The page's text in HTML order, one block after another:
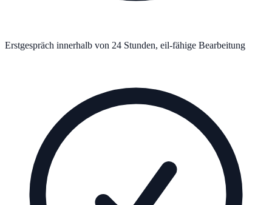
Erstgespräch innerhalb von 24 Stunden, eil-fähige Bearbeitung